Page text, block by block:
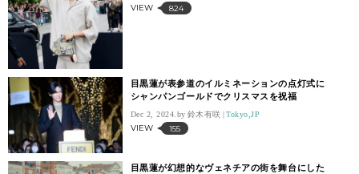
VIEW 824
目黒蓮が表参道のイルミネーションの点灯式に
シャンパンゴールドでクリスマスを祝福
Dec 2, 2024. 鈴木有咲 Tokyo,JP
VIEW 155
目黒蓮が幻想的なヴェネチアの街を舞台にした